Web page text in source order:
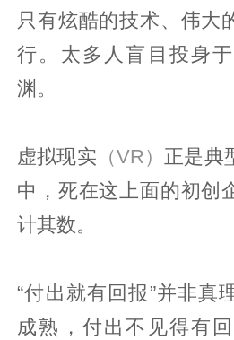
只有炫酷的技术、伟大
行。太多人盲目投身
渊。
虚拟现实 （VR） 正是典
中，死在这上面的初创
计其数。
“付出就有回报”并非真
成熟，付出不见得有